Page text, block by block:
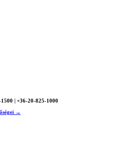
| +36-20-825-1000
→